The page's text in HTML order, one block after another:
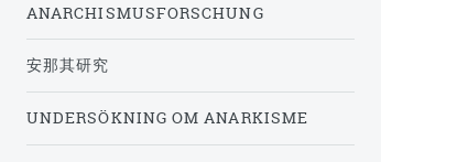
ANARCHISMUSFORSCHUNG
安那其研究
UNDERSÖKNING OM ANARKISME